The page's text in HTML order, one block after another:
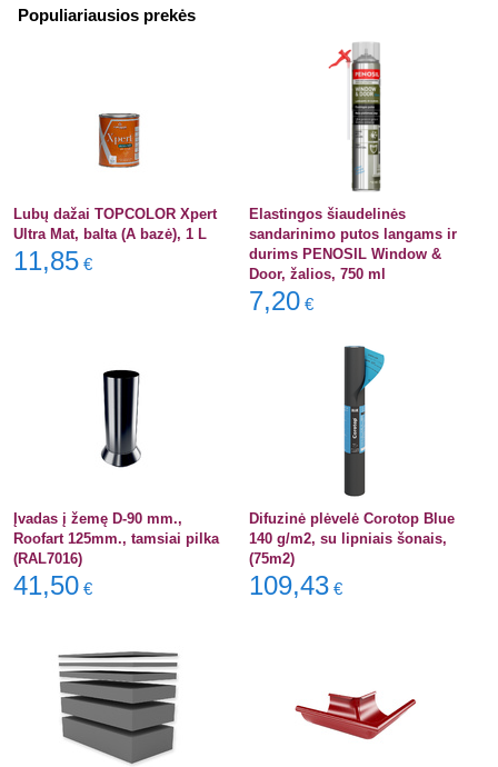
Populiariausios prekės
Lubų dažai TOPCOLOR Xpert
Ultra Mat, balta (A bazė), 1 L
11,85 €
Elastingos šiaudelinės
sandarinimo putos langams ir
durims PENOSIL Window &
Door, žalios, 750 ml
7,20 €
Įvadas į žemę D-90 mm.,
Roofart 125mm., tamsiai pilka
(RAL7016)
41,50 €
Difuzinė plėvelė Corotop Blue
140 g/m2, su lipniais šonais,
(75m2)
109,43 €